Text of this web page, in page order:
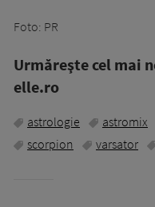
Foto: PR
Urmăreşte cel mai
elle.ro
astrologie astromix
scorpion
varsator